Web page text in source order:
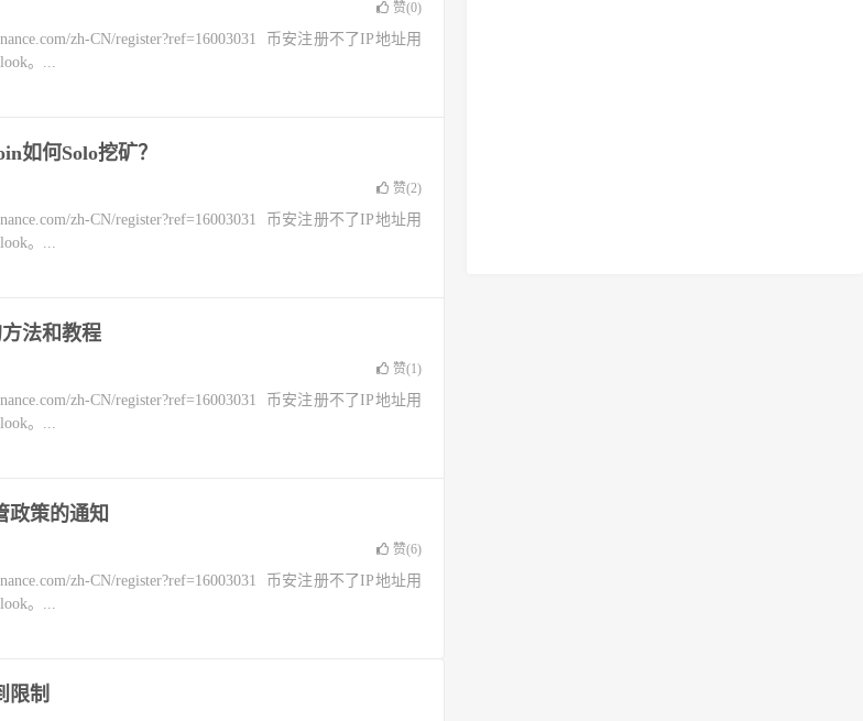
赞(0)
zh-CN/register?ref=16003031 币安注册不了IP地址用
。...
如何Solo挖矿？
赞(2)
zh-CN/register?ref=16003031 币安注册不了IP地址用
。...
法和教程
赞(1)
zh-CN/register?ref=16003031 币安注册不了IP地址用
。...
政策的通知
赞(6)
zh-CN/register?ref=16003031 币安注册不了IP地址用
。...
限制